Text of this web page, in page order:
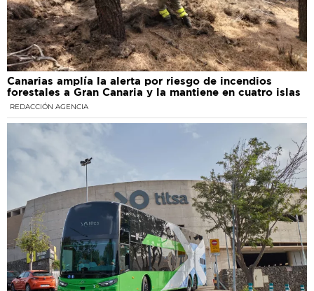
Canarias amplía la alerta por riesgo de incendios
forestales a Gran Canaria y la mantiene en cuatro islas
REDACCIÓN AGENCIA